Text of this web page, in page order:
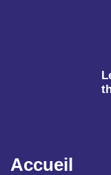
Aller au contenu
Accueil